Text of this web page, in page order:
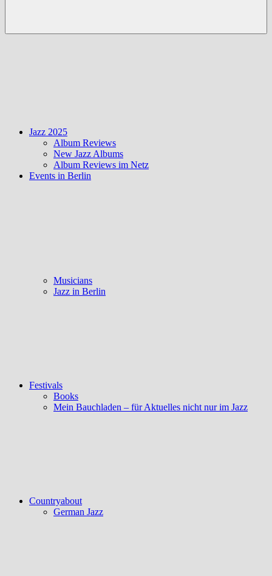
Jazz 2025
Album Reviews
New Jazz Albums
Album Reviews im Netz
Events in Berlin
Musicians
Jazz in Berlin
Festivals
Books
Mein Bauchladen – für Aktuelles nicht nur im Jazz
Countryabout
German Jazz